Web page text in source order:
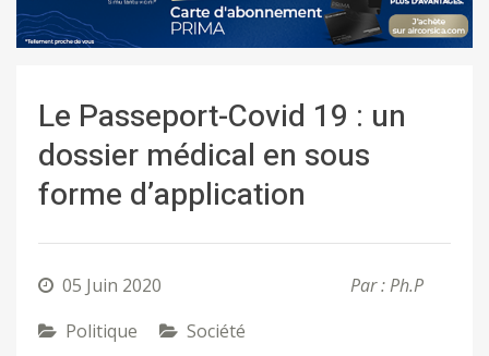
Le Passeport-Covid 19 : un
dossier médical en sous
forme d’application
05 Juin 2020
Par : Ph.P
Politique
Société